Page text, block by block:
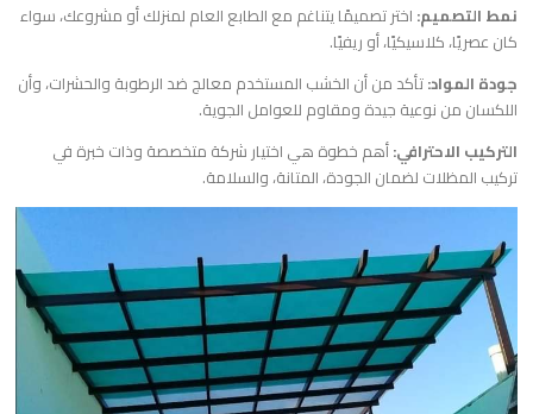
نمط التصميم: اختر تصميمًا يتناغم مع الطابع العام لمنزلك أو مشروعك، سواء
كان عصريًا، كلاسيكيًا، أو ريفيًا.
جودة المواد:تأكد من أن الخشب المستخدم معالج ضد الرطوبة والحشرات، وأن
اللكسان من نوعية جيدة ومقاوم للعوامل الجوية.
التركيب الاحترافي:أهم خطوة هي اختيار شركة متخصصة وذات خبرة في
تركيب المظلات لضمان الجودة، المتانة، والسلامة.